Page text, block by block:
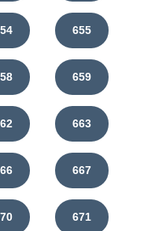
655
659
663
667
671